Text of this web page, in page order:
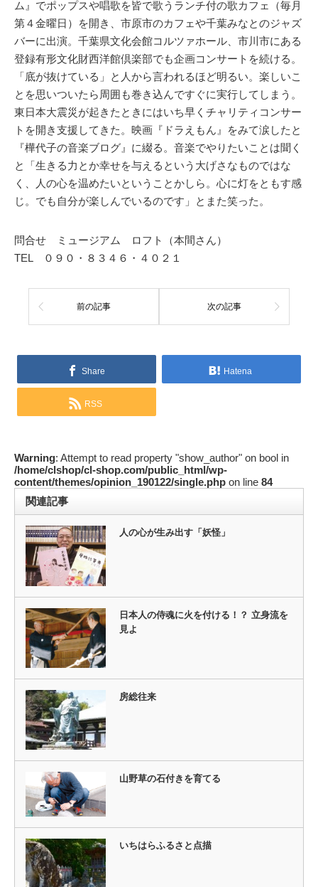
ム』でポップスや唱歌を皆で歌うランチ付の歌カフェ（毎月
第４金曜日）を開き、市原市のカフェや千葉みなとのジャズ
バーに出演。千葉県文化会館コルツァホール、市川市にある
登録有形文化財西洋館倶楽部でも企画コンサートを続ける。
「底が抜けている」と人から言われるほど明るい。楽しいこ
とを思いついたら周囲も巻き込んですぐに実行してしまう。
東日本大震災が起きたときにはいち早くチャリティコンサー
トを開き支援してきた。映画『ドラえもん』をみて涙したと
『樺代子の音楽ブログ』に綴る。音楽でやりたいことは聞く
と「生きる力とか幸せを与えるという大げさなものではな
く、人の心を温めたいということかしら。心に灯をともす感
じ。でも自分が楽しんでいるのです」とまた笑った。
問合せ ミュージアム ロフト（本間さん）
TEL ０９０・８３４６・４０２１
前の記事 次の記事
Share Hatena
RSS
Warning: Attempt to read property "show_author" on bool in
/home/clshop/cl-shop.com/public_html/wp-
content/themes/opinion_190122/single.php on line 84
関連記事
人の心が生み出す「妖怪」
日本人の侍魂に火を付ける！？ 立身流を
見よ
房総往来
山野草の石付きを育てる
いちはらふるさと点描